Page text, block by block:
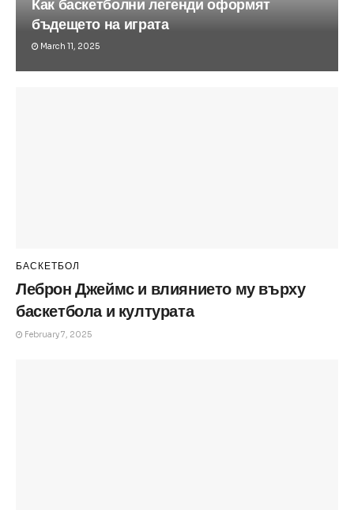
Как баскетболни легенди оформят
бъдещето на играта
March 11, 2025
БАСКЕТБОЛ
Леброн Джеймс и влиянието му върху
баскетбола и културата
February 7, 2025